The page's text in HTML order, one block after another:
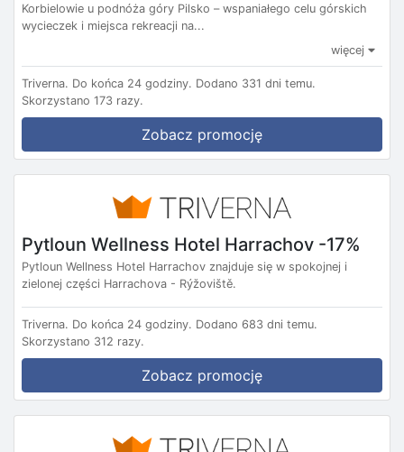
Korbielowie u podnóża góry Pilsko – wspaniałego celu górskich
wycieczek i miejsca rekreacji na...
więcej
Triverna. Do końca 24 godziny. Dodano 331 dni temu.
Skorzystano 173 razy.
Zobacz promocję
Pytloun Wellness Hotel Harrachov -17%
Pytloun Wellness Hotel Harrachov znajduje się w spokojnej i
zielonej części Harrachova - Rýžoviště.
Triverna. Do końca 24 godziny. Dodano 683 dni temu.
Skorzystano 312 razy.
Zobacz promocję